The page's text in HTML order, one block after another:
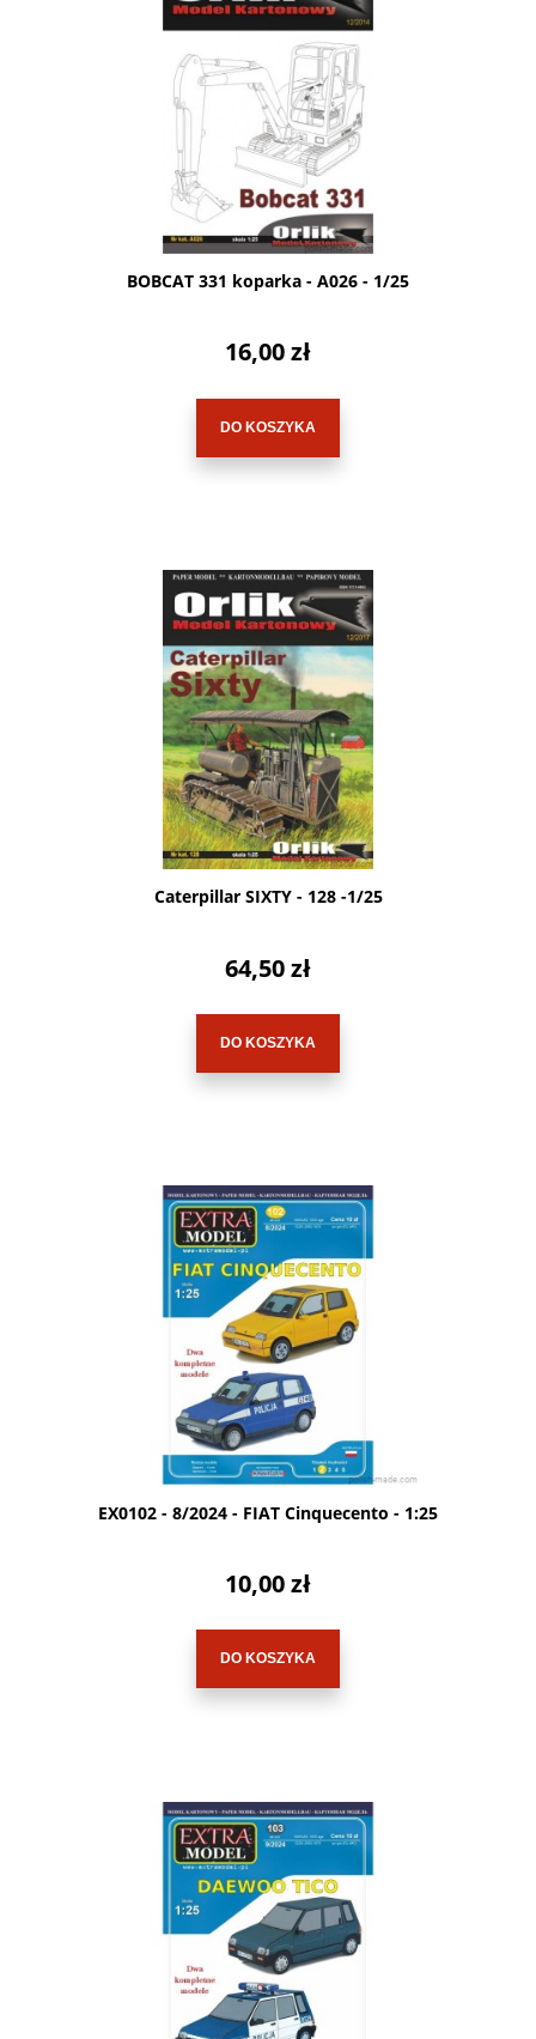
BOBCAT 331 koparka - A026 - 1/25
16,00 zł
DO KOSZYKA
Caterpillar SIXTY - 128 -1/25
64,50 zł
DO KOSZYKA
EX0102 - 8/2024 - FIAT Cinquecento - 1:25
10,00 zł
DO KOSZYKA